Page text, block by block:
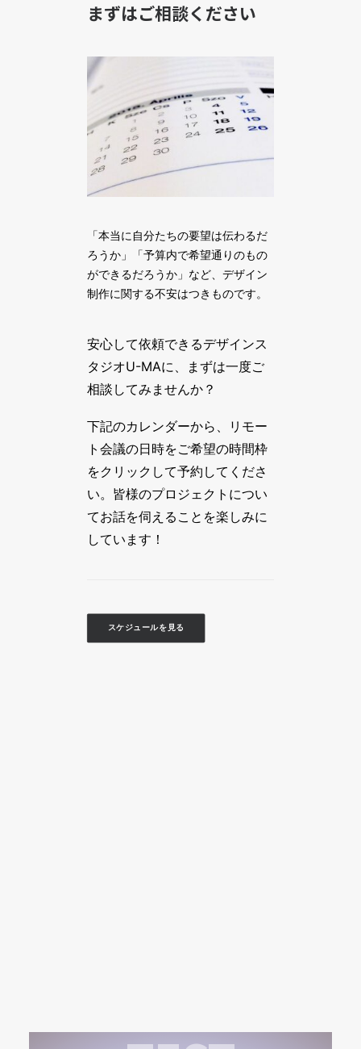
まずはご相談ください
「本当に自分たちの要望は伝わるだ
ろうか」「予算内で希望通りのもの
ができるだろうか」など、デザイン
制作に関する不安はつきものです。
安心して依頼できるデザインス
タジオU-MAに、まずは一度ご
相談してみませんか？
下記のカレンダーから、リモー
ト会議の日時をご希望の時間枠
をクリックして予約してくださ
い。皆様のプロジェクトについ
てお話を伺えることを楽しみに
しています！
スケジュールを見る